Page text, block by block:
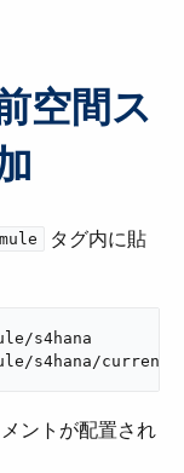
空間ス
mule
​ タグ内に貼
s4hana
s4hana/current/
ントが配置され